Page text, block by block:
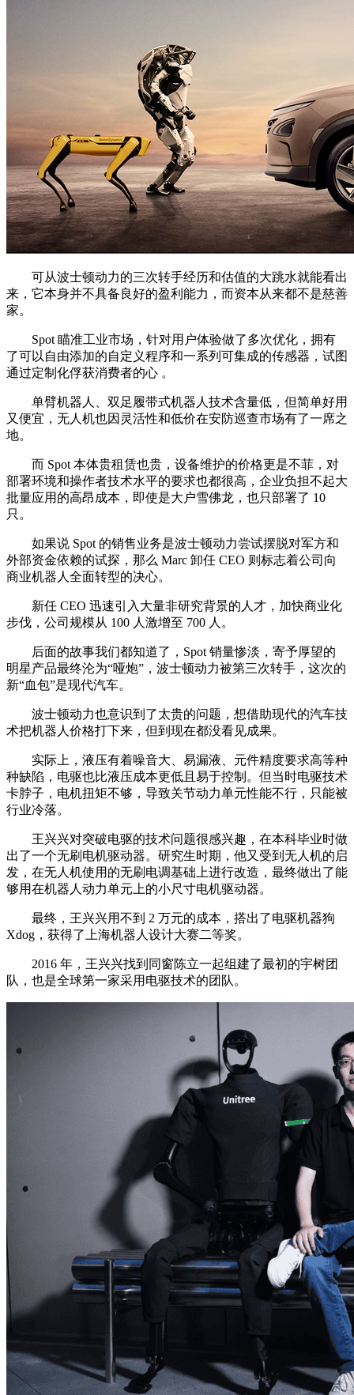
可从波士顿动力的三次转手经历和估值的大跳水就能看出
来，它本身并不具备良好的盈利能力，而资本从来都不是慈善
家。
Spot 瞄准工业市场，针对用户体验做了多次优化，拥有
了可以自由添加的自定义程序和一系列可集成的传感器，试图
通过定制化俘获消费者的心 。
单臂机器人、双足履带式机器人技术含量低，但简单好用
又便宜，无人机也因灵活性和低价在安防巡查市场有了一席之
地。
而 Spot 本体贵租赁也贵，设备维护的价格更是不菲，对
部署环境和操作者技术水平的要求也都很高，企业负担不起大
批量应用的高昂成本，即使是大户雪佛龙，也只部署了 10
只。
如果说 Spot 的销售业务是波士顿动力尝试摆脱对军方和
外部资金依赖的试探，那么 Marc 卸任 CEO 则标志着公司向
商业机器人全面转型的决心。
新任 CEO 迅速引入大量非研究背景的人才，加快商业化
步伐，公司规模从 100 人激增至 700 人。
后面的故事我们都知道了，Spot 销量惨淡，寄予厚望的
明星产品最终沦为“哑炮”，波士顿动力被第三次转手，这次的
新“血包”是现代汽车。
波士顿动力也意识到了太贵的问题，想借助现代的汽车技
术把机器人价格打下来，但到现在都没看见成果。
实际上，液压有着噪音大、易漏液、元件精度要求高等种
种缺陷，电驱也比液压成本更低且易于控制。但当时电驱技术
卡脖子，电机扭矩不够，导致关节动力单元性能不行，只能被
行业冷落。
王兴兴对突破电驱的技术问题很感兴趣，在本科毕业时做
出了一个无刷电机驱动器。研究生时期，他又受到无人机的启
发，在无人机使用的无刷电调基础上进行改造，最终做出了能
够用在机器人动力单元上的小尺寸电机驱动器。
最终，王兴兴用不到 2 万元的成本，搭出了电驱机器狗
Xdog，获得了上海机器人设计大赛二等奖。
2016 年，王兴兴找到同窗陈立一起组建了最初的宇树团
队，也是全球第一家采用电驱技术的团队。